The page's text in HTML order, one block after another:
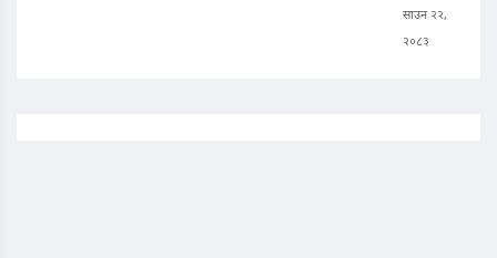
साउन २२,
२०८३